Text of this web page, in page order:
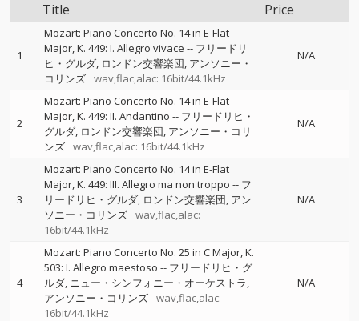
Title Price
1
Mozart: Piano Concerto No. 14 in E-Flat
Major, K. 449: I. Allegro vivace -- フリードリ
ヒ・グルダ ロンドン交響楽団 アンソニー・
コリンズ wav,flac,alac: 16bit/44.1kHz
N/A
2
Mozart: Piano Concerto No. 14 in E-Flat
Major, K. 449: II. Andantino -- フリードリヒ・
グルダ ロンドン交響楽団 アンソニー・コリ
ンズ wav,flac,alac: 16bit/44.1kHz
N/A
3
Mozart: Piano Concerto No. 14 in E-Flat
Major, K. 449: III. Allegro ma non troppo -- フ
リードリヒ・グルダ ロンドン交響楽団 アン
ソニー・コリンズ wav,flac,alac:
16bit/44.1kHz
N/A
4
Mozart: Piano Concerto No. 25 in C Major, K.
503: I. Allegro maestoso -- フリードリヒ・グ
ルダ ニュー・シンフォニー・オーケストラ
アンソニー・コリンズ wav,flac,alac:
16bit/44.1kHz
N/A